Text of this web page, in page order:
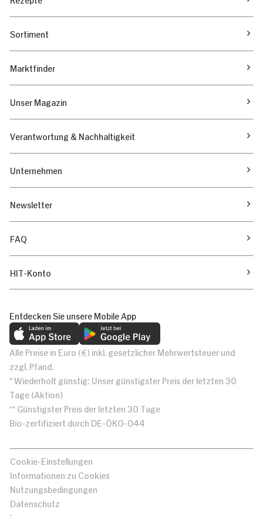
Sortiment
Marktfinder
Unser Magazin
Verantwortung & Nachhaltigkeit
Unternehmen
Newsletter
FAQ
HIT-Konto
Entdecken Sie unsere Mobile App
Alle Preise in Euro (€) inkl. gesetzlicher Mehrwertsteuer und
zzgl. Pfand.
* Wiederholt günstig: Unser günstigster Preis der letzten 30
Tage (Aktion)
** Günstigster Preis der letzten 30 Tage
Bio-zertifiziert durch DE-ÖKO-044
Cookie-Einstellungen
Informationen zu Cookies
Nutzungsbedingungen
Datenschutz